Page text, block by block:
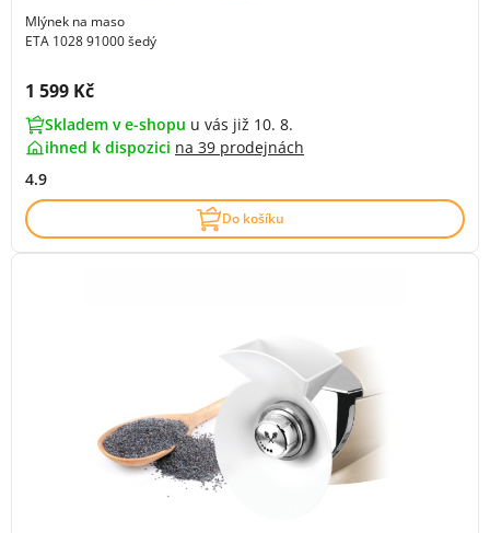
Mlýnek na maso
ETA 1028 91000 šedý
Cena s DPH:
1 599 Kč
Skladem v e-shopu u vás již 10. 8.
ihned k dispozici na 39 prodejnách
4.9
Do košíku